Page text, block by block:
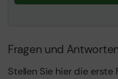
Fragen und
Stellen Sie hier die erste